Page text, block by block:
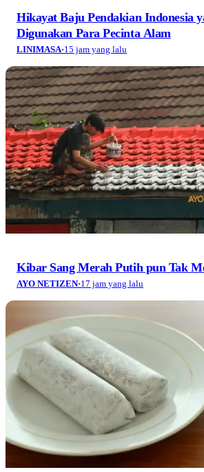
Hikayat Baju Pendakian Indonesia
Digunakan Para Pecinta Alam
LINIMASA·15 jam yang lalu
Kibar Sang Merah Putih pun Tak
AYO NETIZEN·17 jam yang lalu